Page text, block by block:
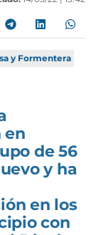
y Formentera
en
de 56
y ha
en los
con